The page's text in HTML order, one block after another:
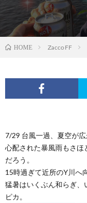
HOME Zacco FF
7/29 台風一過、夏空が広
心配された暴風雨もさほ
だろう。
15時過ぎて近所のY川へ
猛暑はいくぶん和らぎ、
ピカ。